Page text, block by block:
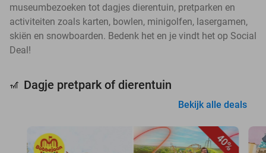
museumbezoeken tot dagjes dierentuin, pretparken en
activiteiten zoals karten, bowlen, minigolfen, lasergamen,
skiën en snowboarden. Bedenk het en je vindt het op Social
Deal!
🎢 Dagje pretpark of dierentuin
Bekijk alle deals
40%